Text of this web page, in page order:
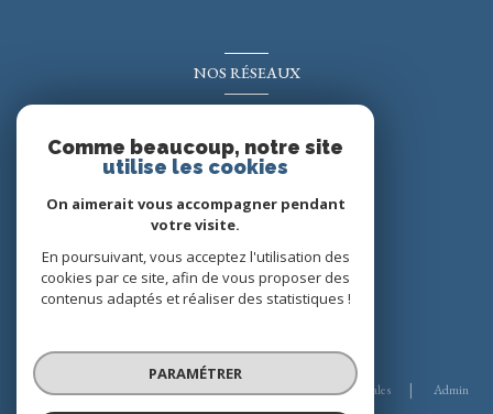
NOS RÉSEAUX
Nos honoraires
Nos partenaires Mentions légales
Admin
Comme beaucoup, notre site
utilise les cookies
On aimerait vous accompagner pendant
votre visite.
En poursuivant, vous acceptez l'utilisation des
cookies par ce site, afin de vous proposer des
contenus adaptés et réaliser des statistiques !
PARAMÉTRER